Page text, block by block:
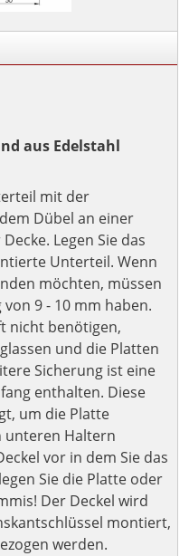
aus Edelstahl
mit der
Dübel an einer
Legen Sie das
Unterteil. Wenn
möchten, müssen
9 - 10 mm haben.
nicht benötigen,
und die Platten
Sicherung ist eine
enthalten. Diese
um die Platte
unteren Haltern
vor in dem Sie das
Sie die Platte oder
Der Deckel wird
montiert,
werden.